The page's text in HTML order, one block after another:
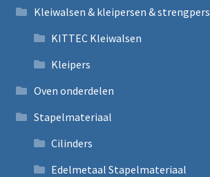
Kleiwalsen & kleipersen & strengpers
KITTEC Kleiwalsen
Kleipers
Oven onderdelen
Stapelmateriaal
Cilinders
Edelmetaal Stapelmateriaal